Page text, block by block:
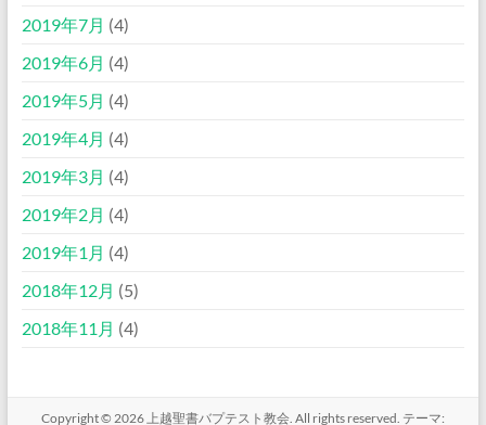
2019年7月 (4)
2019年6月 (4)
2019年5月 (4)
2019年4月 (4)
2019年3月 (4)
2019年2月 (4)
2019年1月 (4)
2018年12月 (5)
2018年11月 (4)
Copyright © 2026上越聖書バプテスト教会. All rights reserved. テーマ: